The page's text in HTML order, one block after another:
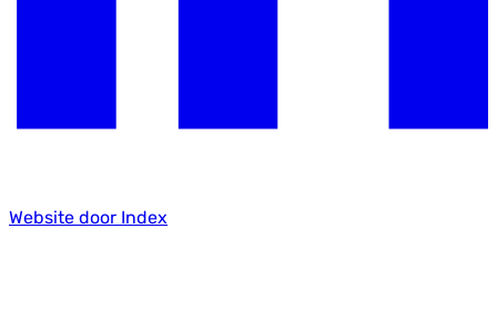
Website door Index